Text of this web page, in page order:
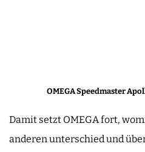
OMEGA Speedmaster
Damit setzt OMEGA fort,
anderen unterschied und